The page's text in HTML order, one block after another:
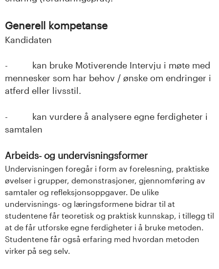
Generell kompetanse
Kandidaten
- kan bruke Motiverende Intervju i møte med
mennesker som har behov / ønske om endringer i
atferd eller livsstil.
- kan vurdere å analysere egne ferdigheter i
samtalen
Arbeids- og undervisningsformer
Undervisningen foregår i form av forelesning, praktiske
øvelser i grupper, demonstrasjoner, gjennomføring av
samtaler og refleksjonsoppgaver. De ulike
undervisnings- og læringsformene bidrar til at
studentene får teoretisk og praktisk kunnskap, i tillegg til
at de får utforske egne ferdigheter i å bruke metoden.
Studentene får også erfaring med hvordan metoden
virker på seg selv.